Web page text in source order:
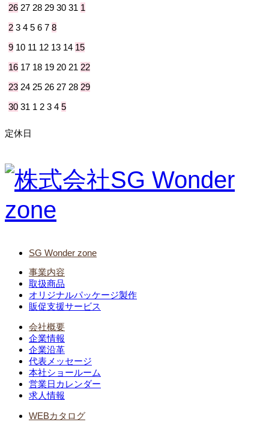
26 27 28 29 30 31 1
2 3 4 5 6 7 8
9 10 11 12 13 14 15
16 17 18 19 20 21 22
23 24 25 26 27 28 29
30 31 1 2 3 4 5
定休日
SG Wonder zone
事業内容
取扱商品
オリジナルパッケージ製作
販促支援サービス
会社概要
企業情報
企業沿革
代表メッセージ
本社ショールーム
営業日カレンダー
求人情報
WEBカタログ